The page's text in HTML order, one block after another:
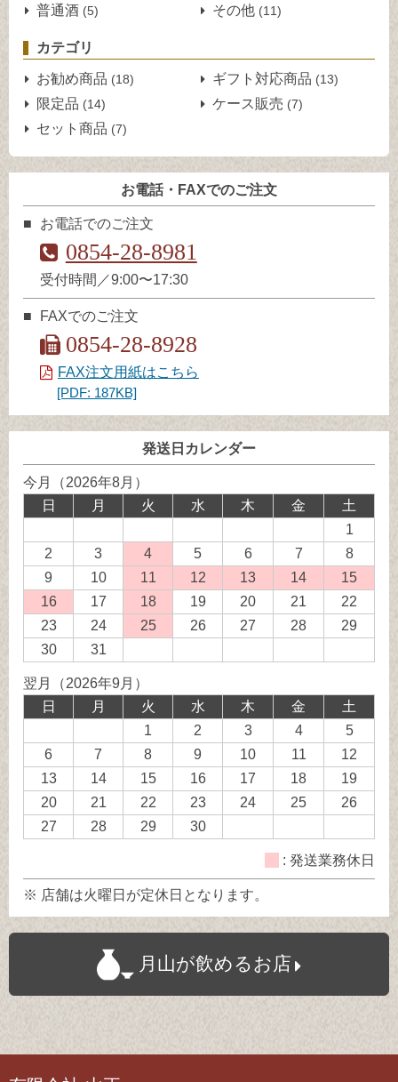
普通酒 (5) その他 (11)
カテゴリ
お勧め商品 (18) ギフト対応商品 (13)
限定品 (14) ケース販売 (7)
セット商品 (7)
お電話・FAXでのご注文
お電話でのご注文
0854-28-8981
受付時間／9:00〜17:30
FAXでのご注文
0854-28-8928
FAX注文用紙はこちら
[PDF: 187KB]
発送日カレンダー
今月（2026年8月）
日
月 火 水 木 金
土
1
2
3 4
送
業
務
休
日
5 6 7
8
9
10 11
務
休
12
務
休
13
務
休
14
務
休
15
務
休
16発
業
務
休
17 18発
送
務
19 20 21
22
23
24 25発
26 27 28
29
30
31
翌月（2026年9月）
日
月 火 水 木 金
土
1
2 3 4
5
6
7 8 9 10 11
12
13
14 15 16 17 18
19
20
21 22 23 24 25
26
27
28 29 30
: 発送業務休日
※ 店舗は火曜日が定休日となります。
月山が飲めるお店